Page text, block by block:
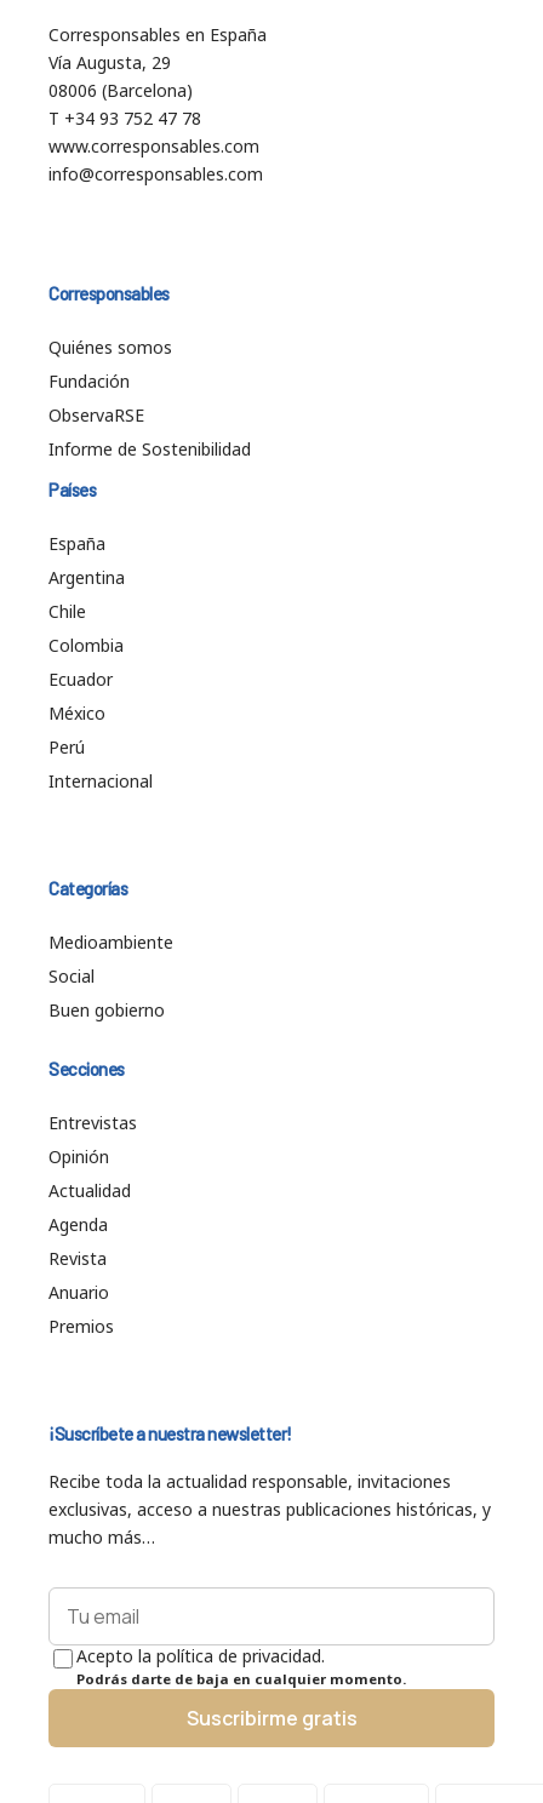
Corresponsables en España
Vía Augusta, 29
08006 (Barcelona)
T +34 93 752 47 78
www.corresponsables.com
info@corresponsables.com
Corresponsables
Quiénes somos
Fundación
ObservaRSE
Informe de Sostenibilidad
Países
España
Argentina
Chile
Colombia
Ecuador
México
Perú
Internacional
Categorías
Medioambiente
Social
Buen gobierno
Secciones
Entrevistas
Opinión
Actualidad
Agenda
Revista
Anuario
Premios
¡Suscríbete a nuestra newsletter!
Recibe toda la actualidad responsable, invitaciones
exclusivas, acceso a nuestras publicaciones históricas, y
mucho más…
Acepto la política de privacidad.
Podrás darte de baja en cualquier momento.
Suscribirme gratis